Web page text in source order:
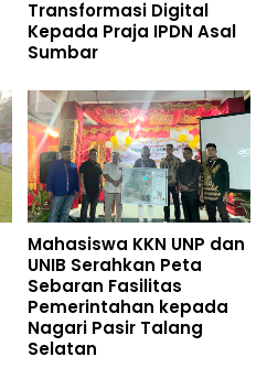
Transformasi Digital
Kepada Praja IPDN Asal
Sumbar
Mahasiswa KKN UNP dan
UNIB Serahkan Peta
Sebaran Fasilitas
Pemerintahan kepada
Nagari Pasir Talang
Selatan